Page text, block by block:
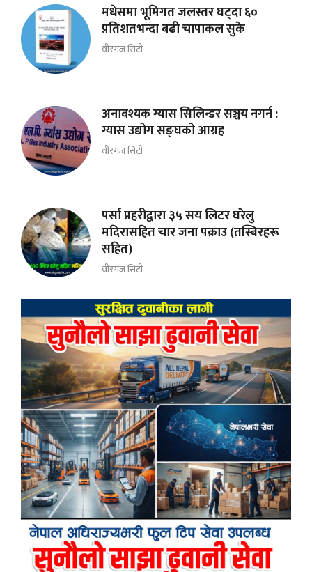
मधेसमा भूमिगत जलस्तर घट्दा ६०
प्रतिशतभन्दा बढी चापाकल सुके
वीरगंज सिटी
अनावश्यक ग्यास सिलिन्डर सञ्चय नगर्न :
ग्यास उद्योग सङ्घको आग्रह
वीरगंज सिटी
पर्सा प्रहरीद्वारा ३५ सय लिटर घरेलु
मदिरासहित चार जना पक्राउ (तस्बिरहरू
सहित)
वीरगंज सिटी